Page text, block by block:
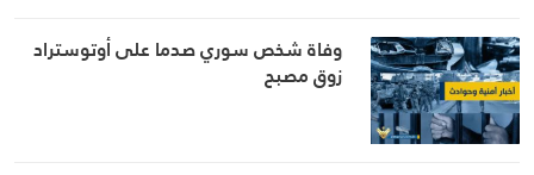
وفاة شخص سوري صدما على أوتوستراد
زوق مصبح